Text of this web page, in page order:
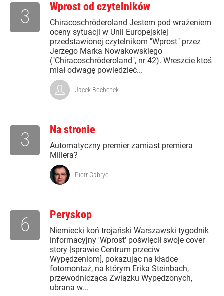
Wprost od czytelników
Chiracoschröderoland Jestem pod wrażeniem
oceny sytuacji w Unii Europejskiej
przedstawionej czytelnikom "Wprost" przez
Jerzego Marka Nowakowskiego
("Chiracoschröderoland", nr 42). Wreszcie ktoś
miał odwagę powiedzieć...
3
Jacek Bochenek
Na stronie
Automatyczny premier zamiast premiera
Millera?
3
Piotr Gabryel
Peryskop
Niemiecki koń trojański Warszawski tygodnik
informacyjny 'Wprost' poświęcił swoje cover
story [sprawie Centrum przeciw
Wypędzeniom], pokazując na kładce
fotomontaż, na którym Erika Steinbach,
przewodnicząca Związku Wypędzonych,
ubrana w...
6